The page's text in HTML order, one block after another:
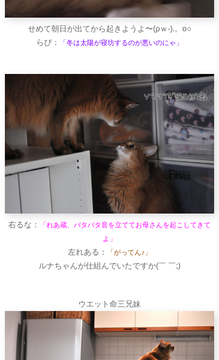
せめて朝日が出てから起きようよ〜(ρｗ-).。o○
らぴ：
「冬は太陽が寝坊するのが悪いのにゃ」
右るな：
「れあ蔵、バタバタ音を立ててお母さんを起こしてきて
よ」
左れある： 「がってん♪」
ルナちゃんが仕組んでいたですか(￣ ￣;)
ウエット命三兄妹